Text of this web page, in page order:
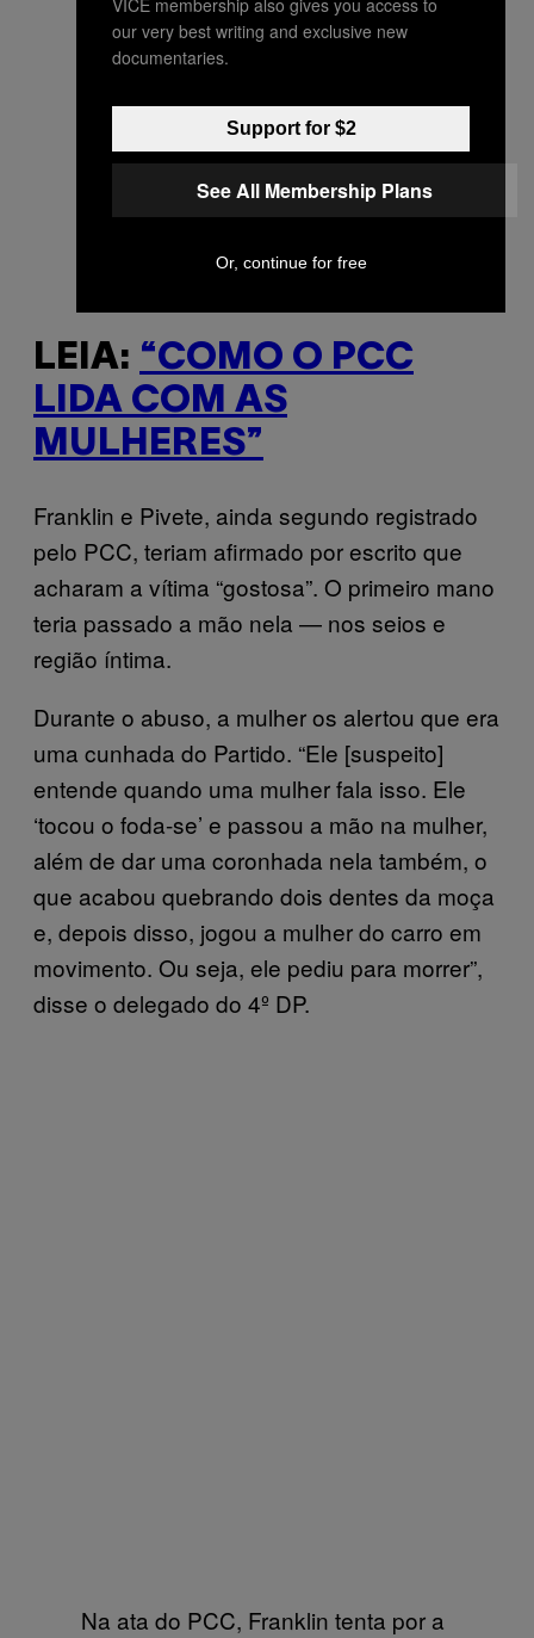
LEIA: “COMO O PCC
LIDA COM AS
MULHERES”
Franklin e Pivete, ainda segundo registrado
pelo PCC, teriam afirmado por escrito que
acharam a vítima “gostosa”. O primeiro mano
teria passado a mão nela — nos seios e
região íntima.
Durante o abuso, a mulher os alertou que era
uma cunhada do Partido. “Ele [suspeito]
entende quando uma mulher fala isso. Ele
‘tocou o foda-se’ e passou a mão na mulher,
além de dar uma coronhada nela também, o
que acabou quebrando dois dentes da moça
e, depois disso, jogou a mulher do carro em
movimento. Ou seja, ele pediu para morrer”,
disse o delegado do 4º DP.
Na ata do PCC, Franklin tenta por a
our very best writing and exclusive new
documentaries.
Support for $2
See All Membership Plans
Or, continue for free